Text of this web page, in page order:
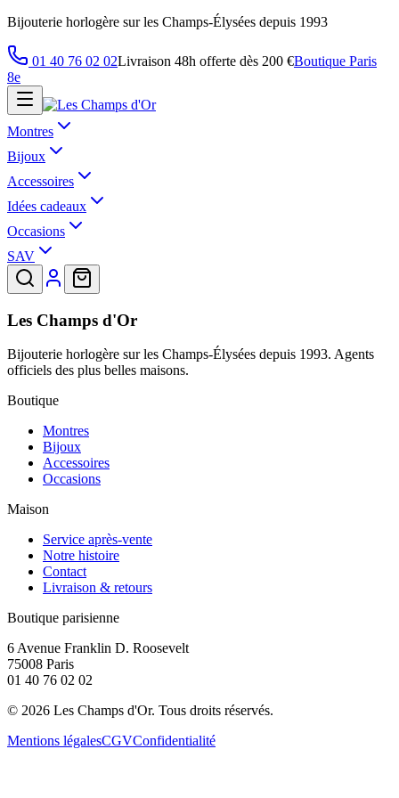
Bijouterie horlogère sur les Champs-Élysées depuis 1993
01 40 76 02 02Livraison 48h offerte dès 200 €Boutique Paris
8e
Montres
Bijoux
Accessoires
Idées cadeaux
Occasions
SAV
Les Champs d'Or
Bijouterie horlogère sur les Champs-Élysées depuis 1993. Agents
officiels des plus belles maisons.
Boutique
Montres
Bijoux
Accessoires
Occasions
Maison
Service après-vente
Notre histoire
Contact
Livraison & retours
Boutique parisienne
6 Avenue Franklin D. Roosevelt
75008 Paris
01 40 76 02 02
© 2026 Les Champs d'Or. Tous droits réservés.
Mentions légalesCGVConfidentialité